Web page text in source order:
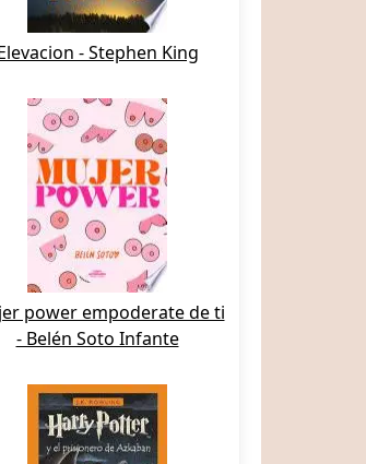
- Stephen King
power empoderate de ti
- Belén Soto Infante